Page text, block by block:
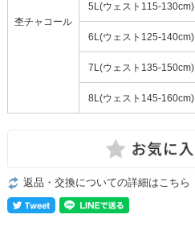
杢チャコール
5L(ウェスト115-130cm)
6L(ウェスト125-140cm)
7L(ウェスト135-150cm)
8L(ウェスト145-160cm)
返品・交換についての詳細はこちら